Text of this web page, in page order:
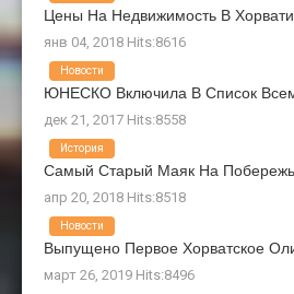
Цены На Недвижимость В
янв 04, 2018 Hits:8616
ЮНЕСКО Включила В Список
дек 21, 2017 Hits:8558
Новости
Самый Старый Маяк На
апр 20, 2018 Hits:8518
История
Выпущено Первое Хорватское
март 26, 2019 Hits:8496
Новости